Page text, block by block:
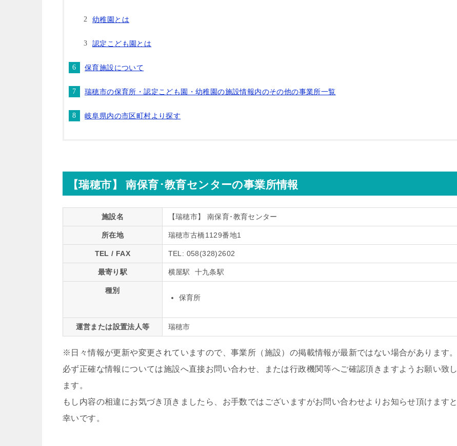
幼稚園とは
認定こども園とは
保育施設について
瑞穂市の保育所・認定こども園・幼稚園の施設情報内のその他の事業所一覧
岐阜県内の市区町村より探す
【瑞穂市】 南保育･教育センターの事業所情報
施設名 【瑞穂市】 南保育･教育センター
所在地 瑞穂市古橋1129番地1
TEL / FAX TEL: 058(328)2602
最寄り駅 横屋駅 十九条駅
種別
保育所
運営または設置法人等 瑞穂市
※日々情報が更新や変更されていますので、事業所（施設）の掲載情報が最新ではない場合があります。
必ず正確な情報については施設へ直接お問い合わせ、または行政機関等へご確認頂きますようお願い致し
ます。
もし内容の相違にお気づき頂きましたら、お手数ではございますがお問い合わせよりお知らせ頂けますと
幸いです。